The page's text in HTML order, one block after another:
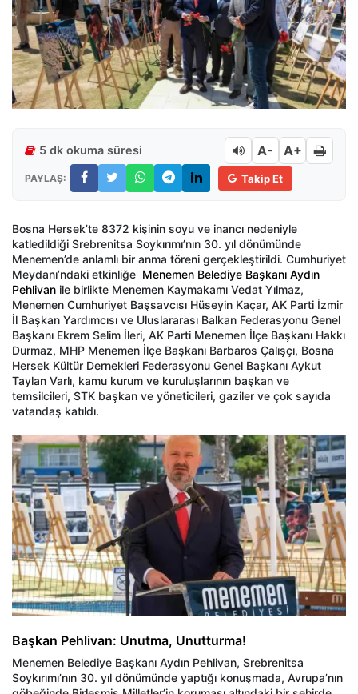
5 dk okuma süresi A- A+
PAYLAŞ: Takip Et
Bosna Hersek’te 8372 kişinin soyu ve inancı nedeniyle
katledildiği Srebrenitsa Soykırımı’nın 30. yıl dönümünde
Menemen’de anlamlı bir anma töreni gerçekleştirildi. Cumhuriyet
Meydanı’ndaki etkinliğe Menemen Belediye Başkanı Aydın
Pehlivan ile birlikte Menemen Kaymakamı Vedat Yılmaz,
Menemen Cumhuriyet Başsavcısı Hüseyin Kaçar, AK Parti İzmir
İl Başkan Yardımcısı ve Uluslararası Balkan Federasyonu Genel
Başkanı Ekrem Selim İleri, AK Parti Menemen İlçe Başkanı Hakkı
Durmaz, MHP Menemen İlçe Başkanı Barbaros Çalışçı, Bosna
Hersek Kültür Dernekleri Federasyonu Genel Başkanı Aykut
Taylan Varlı, kamu kurum ve kuruluşlarının başkan ve
temsilcileri, STK başkan ve yöneticileri, gaziler ve çok sayıda
vatandaş katıldı.
Başkan Pehlivan: Unutma, Unutturma!
Menemen Belediye Başkanı Aydın Pehlivan, Srebrenitsa
Soykırımı’nın 30. yıl dönümünde yaptığı konuşmada, Avrupa’nın